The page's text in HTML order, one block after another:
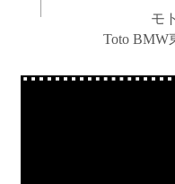
モ
Toto BMW